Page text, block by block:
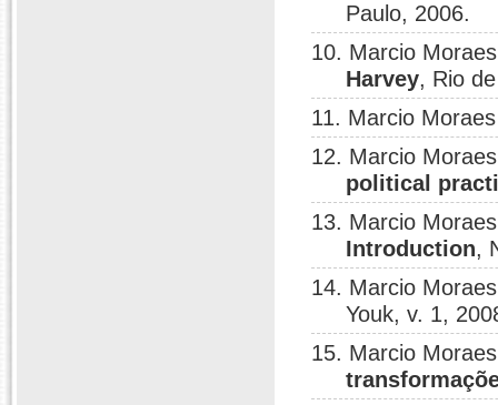
Paulo, 2006.
10. Marcio
Harvey, Rio
11. Marcio
12. Marcio
political
13. Marcio
Introduction,
14. Marcio
Youk, v. 1,
15. Marcio